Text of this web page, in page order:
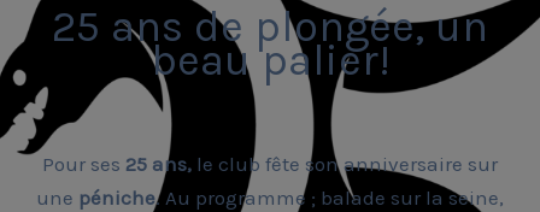
25 ans de plongée, un
beau palier!
Pour ses 25 ans, le club fête son anniversaire sur
une péniche. Au programme ; balade sur la seine,